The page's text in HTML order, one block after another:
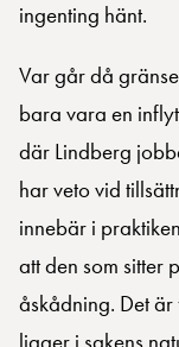
ingenting hänt.
Var går då
bara vara en
där Lindberg
har veto vid
innebär i
att den som sitter
åskådning. Det är